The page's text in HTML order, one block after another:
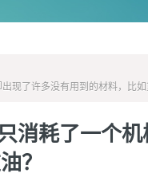
现了许多没有用到的材料，比如
消耗了一个
？